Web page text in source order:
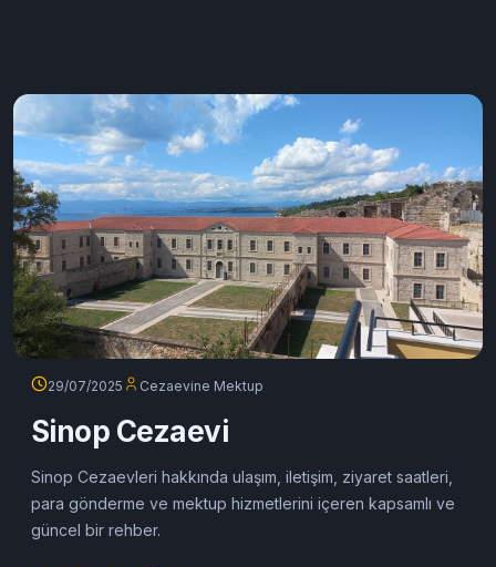
29/07/2025 Cezaevine Mektup
Sinop Cezaevi
Sinop Cezaevleri hakkında ulaşım, iletişim, ziyaret saatleri,
para gönderme ve mektup hizmetlerini içeren kapsamlı ve
güncel bir rehber.